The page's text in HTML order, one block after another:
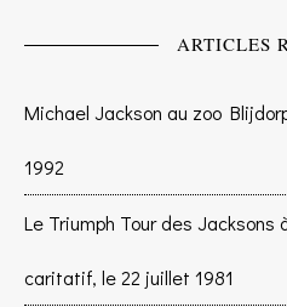
ARTICLES
Michael Jackson au zoo
1992
Le Triumph Tour des Jacksons
caritatif, le 22 juillet 1981